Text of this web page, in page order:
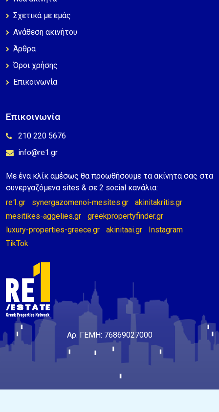
Σχετικά με εμάς
Ανάθεση ακινήτου
Άρθρα
Όροι χρήσης
Επικοινωνία
Επικοινωνία
210 220 5676
info@re1.gr
Με ένα κλίκ αμέσως θα προωθήσουμε τα ακίνητα σας στα
συνεργαζόμενα sites & σε 2 social κανάλια:
re1.gr
synergazomenoi-mesites.gr
akinitakritis.gr
mesitikes-aggelies.gr
greekpropertyfinder.gr
luxury-properties-greece.gr
akinitaai.gr
Instagram
TikTok
Αρ. ΓΕΜΗ: 76869027000